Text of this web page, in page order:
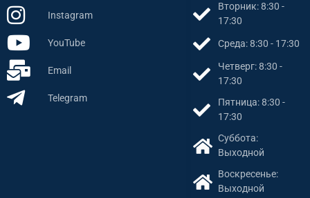
Вторник: 8:30 -
17:30
Среда: 8:30 - 17:30
Четверг: 8:30 -
17:30
Пятница: 8:30 -
17:30
Суббота:
Выходной
Воскресенье:
Выходной
Instagram
YouTube
Email
Telegram